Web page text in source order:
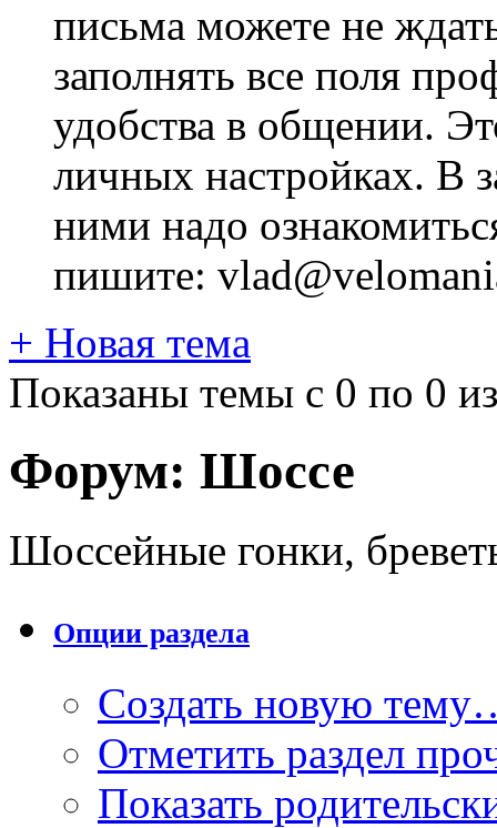
письма можете не
заполнять все поля
удобства в общении.
личных настройках. В
ними надо
пишите:
+ Новая тема
Показаны темы с 0 по 0
Форум: Шоссе
Шоссейные гонки,
Опции раздела
Создать новую
Отметить раздел
Показать